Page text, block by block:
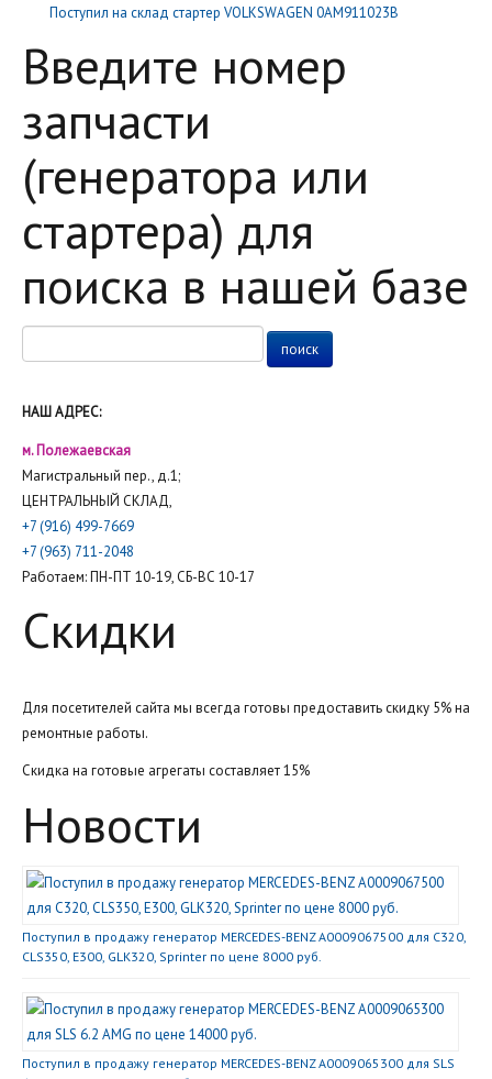
Поступил на склад стартер VOLKSWAGEN 0AM911023B
Введите номер
запчасти
(генератора или
стартера) для
поиска в нашей базе
НАШ АДРЕС:
м. Полежаевская
Магистральный пер., д.1;
ЦЕНТРАЛЬНЫЙ СКЛАД,
+7 (916) 499-7669
+7 (963) 711-2048
Работаем: ПН-ПТ 10-19, СБ-ВС 10-17
Скидки
Для посетителей сайта мы всегда готовы предоставить скидку 5% на
ремонтные работы.
Скидка на готовые агрегаты составляет 15%
Новости
Поступил в продажу генератор MERCEDES-BENZ A0009067500 для C320,
CLS350, E300, GLK320, Sprinter по цене 8000 руб.
Поступил в продажу генератор MERCEDES-BENZ A0009065300 для SLS